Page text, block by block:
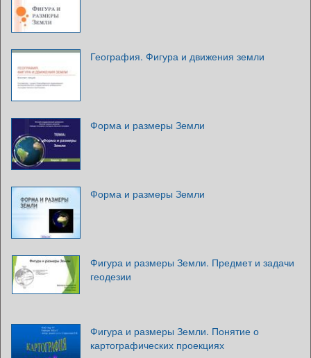
География. Фигура и движения земли
Форма и размеры Земли
Форма и размеры Земли
Фигура и размеры Земли. Предмет и задачи
геодезии
Фигура и размеры Земли. Понятие о
картографических проекциях